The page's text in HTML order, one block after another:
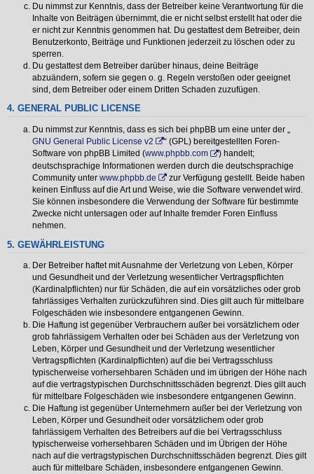
Du nimmst zur Kenntnis, dass der Betreiber keine Verantwortung für die
Inhalte von Beiträgen übernimmt, die er nicht selbst erstellt hat oder die
er nicht zur Kenntnis genommen hat. Du gestattest dem Betreiber, dein
Benutzerkonto, Beiträge und Funktionen jederzeit zu löschen oder zu
sperren.
Du gestattest dem Betreiber darüber hinaus, deine Beiträge
abzuändern, sofern sie gegen o. g. Regeln verstoßen oder geeignet
sind, dem Betreiber oder einem Dritten Schaden zuzufügen.
4. GENERAL PUBLIC LICENSE
Du nimmst zur Kenntnis, dass es sich bei phpBB um eine unter der „
GNU General Public License v2
“ (GPL) bereitgestellten Foren-
Software von phpBB Limited (www.phpbb.com
) handelt;
deutschsprachige Informationen werden durch die deutschsprachige
Community unter www.phpbb.de
zur Verfügung gestellt. Beide haben
keinen Einfluss auf die Art und Weise, wie die Software verwendet wird.
Sie können insbesondere die Verwendung der Software für bestimmte
Zwecke nicht untersagen oder auf Inhalte fremder Foren Einfluss
nehmen.
5. GEWÄHRLEISTUNG
Der Betreiber haftet mit Ausnahme der Verletzung von Leben, Körper
und Gesundheit und der Verletzung wesentlicher Vertragspflichten
(Kardinalpflichten) nur für Schäden, die auf ein vorsätzliches oder grob
fahrlässiges Verhalten zurückzuführen sind. Dies gilt auch für mittelbare
Folgeschäden wie insbesondere entgangenen Gewinn.
Die Haftung ist gegenüber Verbrauchern außer bei vorsätzlichem oder
grob fahrlässigem Verhalten oder bei Schäden aus der Verletzung von
Leben, Körper und Gesundheit und der Verletzung wesentlicher
Vertragspflichten (Kardinalpflichten) auf die bei Vertragsschluss
typischerweise vorhersehbaren Schäden und im übrigen der Höhe nach
auf die vertragstypischen Durchschnittsschäden begrenzt. Dies gilt auch
für mittelbare Folgeschäden wie insbesondere entgangenen Gewinn.
Die Haftung ist gegenüber Unternehmern außer bei der Verletzung von
Leben, Körper und Gesundheit oder vorsätzlichem oder grob
fahrlässigem Verhalten des Betreibers auf die bei Vertragsschluss
typischerweise vorhersehbaren Schäden und im Übrigen der Höhe
nach auf die vertragstypischen Durchschnittsschäden begrenzt. Dies gilt
auch für mittelbare Schäden, insbesondere entgangenen Gewinn.